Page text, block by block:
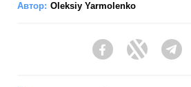
Автор: Oleksiy Yarmolenko
FacebookTwitter